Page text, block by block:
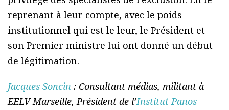
reprenant à leur compte, avec le poids
institutionnel qui est le leur, le Président et
son Premier ministre lui ont donné un début
de légitimation.
Jacques Soncin : Consultant médias, militant à
EELV Marseille, Président de l’Institut Panos